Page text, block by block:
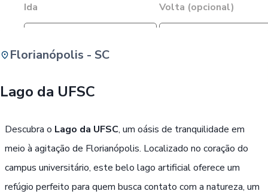
Ida Volta (opcional)
Florianópolis - SC
Lago da UFSC
Descubra o Lago da UFSC, um oásis de tranquilidade em
meio à agitação de Florianópolis. Localizado no coração do
campus universitário, este belo lago artificial oferece um
refúgio perfeito para quem busca contato com a natureza, um